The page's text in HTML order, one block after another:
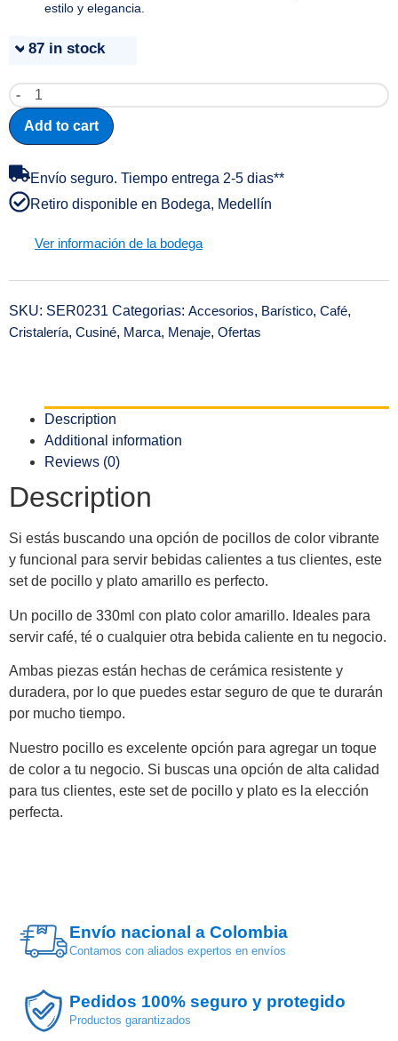
estilo y elegancia.
87 in stock
-
Add to cart
Envío seguro. Tiempo entrega 2-5 dias**
Retiro disponible en Bodega, Medellín
Ver información de la bodega
SKU: SER0231 Categorias: Accesorios, Barístico, Café,
Cristalería, Cusiné, Marca, Menaje, Ofertas
Description
Additional information
Reviews (0)
Description
Si estás buscando una opción de pocillos de color vibrante
y funcional para servir bebidas calientes a tus clientes, este
set de pocillo y plato amarillo es perfecto.
Un pocillo de 330ml con plato color amarillo. Ideales para
servir café, té o cualquier otra bebida caliente en tu negocio.
Ambas piezas están hechas de cerámica resistente y
duradera, por lo que puedes estar seguro de que te durarán
por mucho tiempo.
Nuestro pocillo es excelente opción para agregar un toque
de color a tu negocio. Si buscas una opción de alta calidad
para tus clientes, este set de pocillo y plato es la elección
perfecta.
Envío nacional a Colombia
Contamos con aliados expertos en envíos
Pedidos 100% seguro y protegido
Productos garantizados